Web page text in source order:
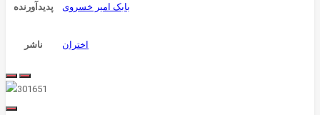
پدیدآورنده بابک امیر خسروی
ناشر اختران